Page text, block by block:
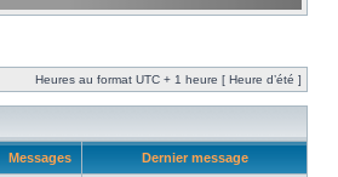
Heures au format UTC + 1 heure [ Heure d’été ]
Messages Dernier message